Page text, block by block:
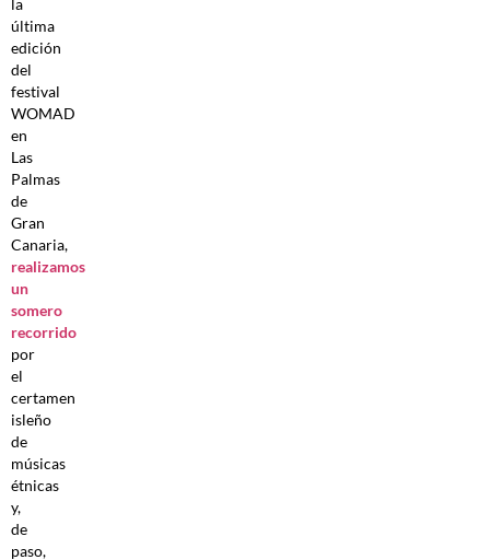
la
última
edición
del
festival
WOMAD
en
Las
Palmas
de
Gran
Canaria,
realizamos
un
somero
recorrido
por
el
certamen
isleño
de
músicas
étnicas
y,
de
paso,